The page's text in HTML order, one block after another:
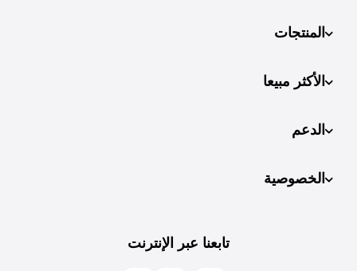
المنتجات
الأكثر مبيعا
الدعم
الخصوصية
تابعنا عبر الإنترنت